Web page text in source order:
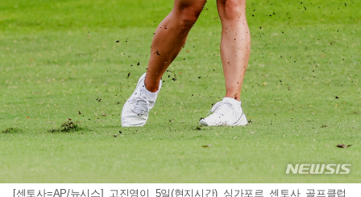
[센토사=AP/뉴시스] 고진영이 5일(현지시간) 싱가포르 센토사 골프클럽